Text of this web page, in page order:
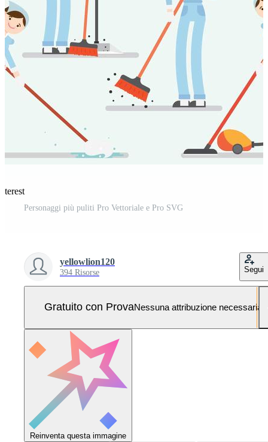
Personaggi più puliti Pro Vettoriale e Pro SVG
yellowlion120
394 Risorse Segui
Gratuito con ProvaNessuna attribuzione necessaria
Reinventa questa immagine